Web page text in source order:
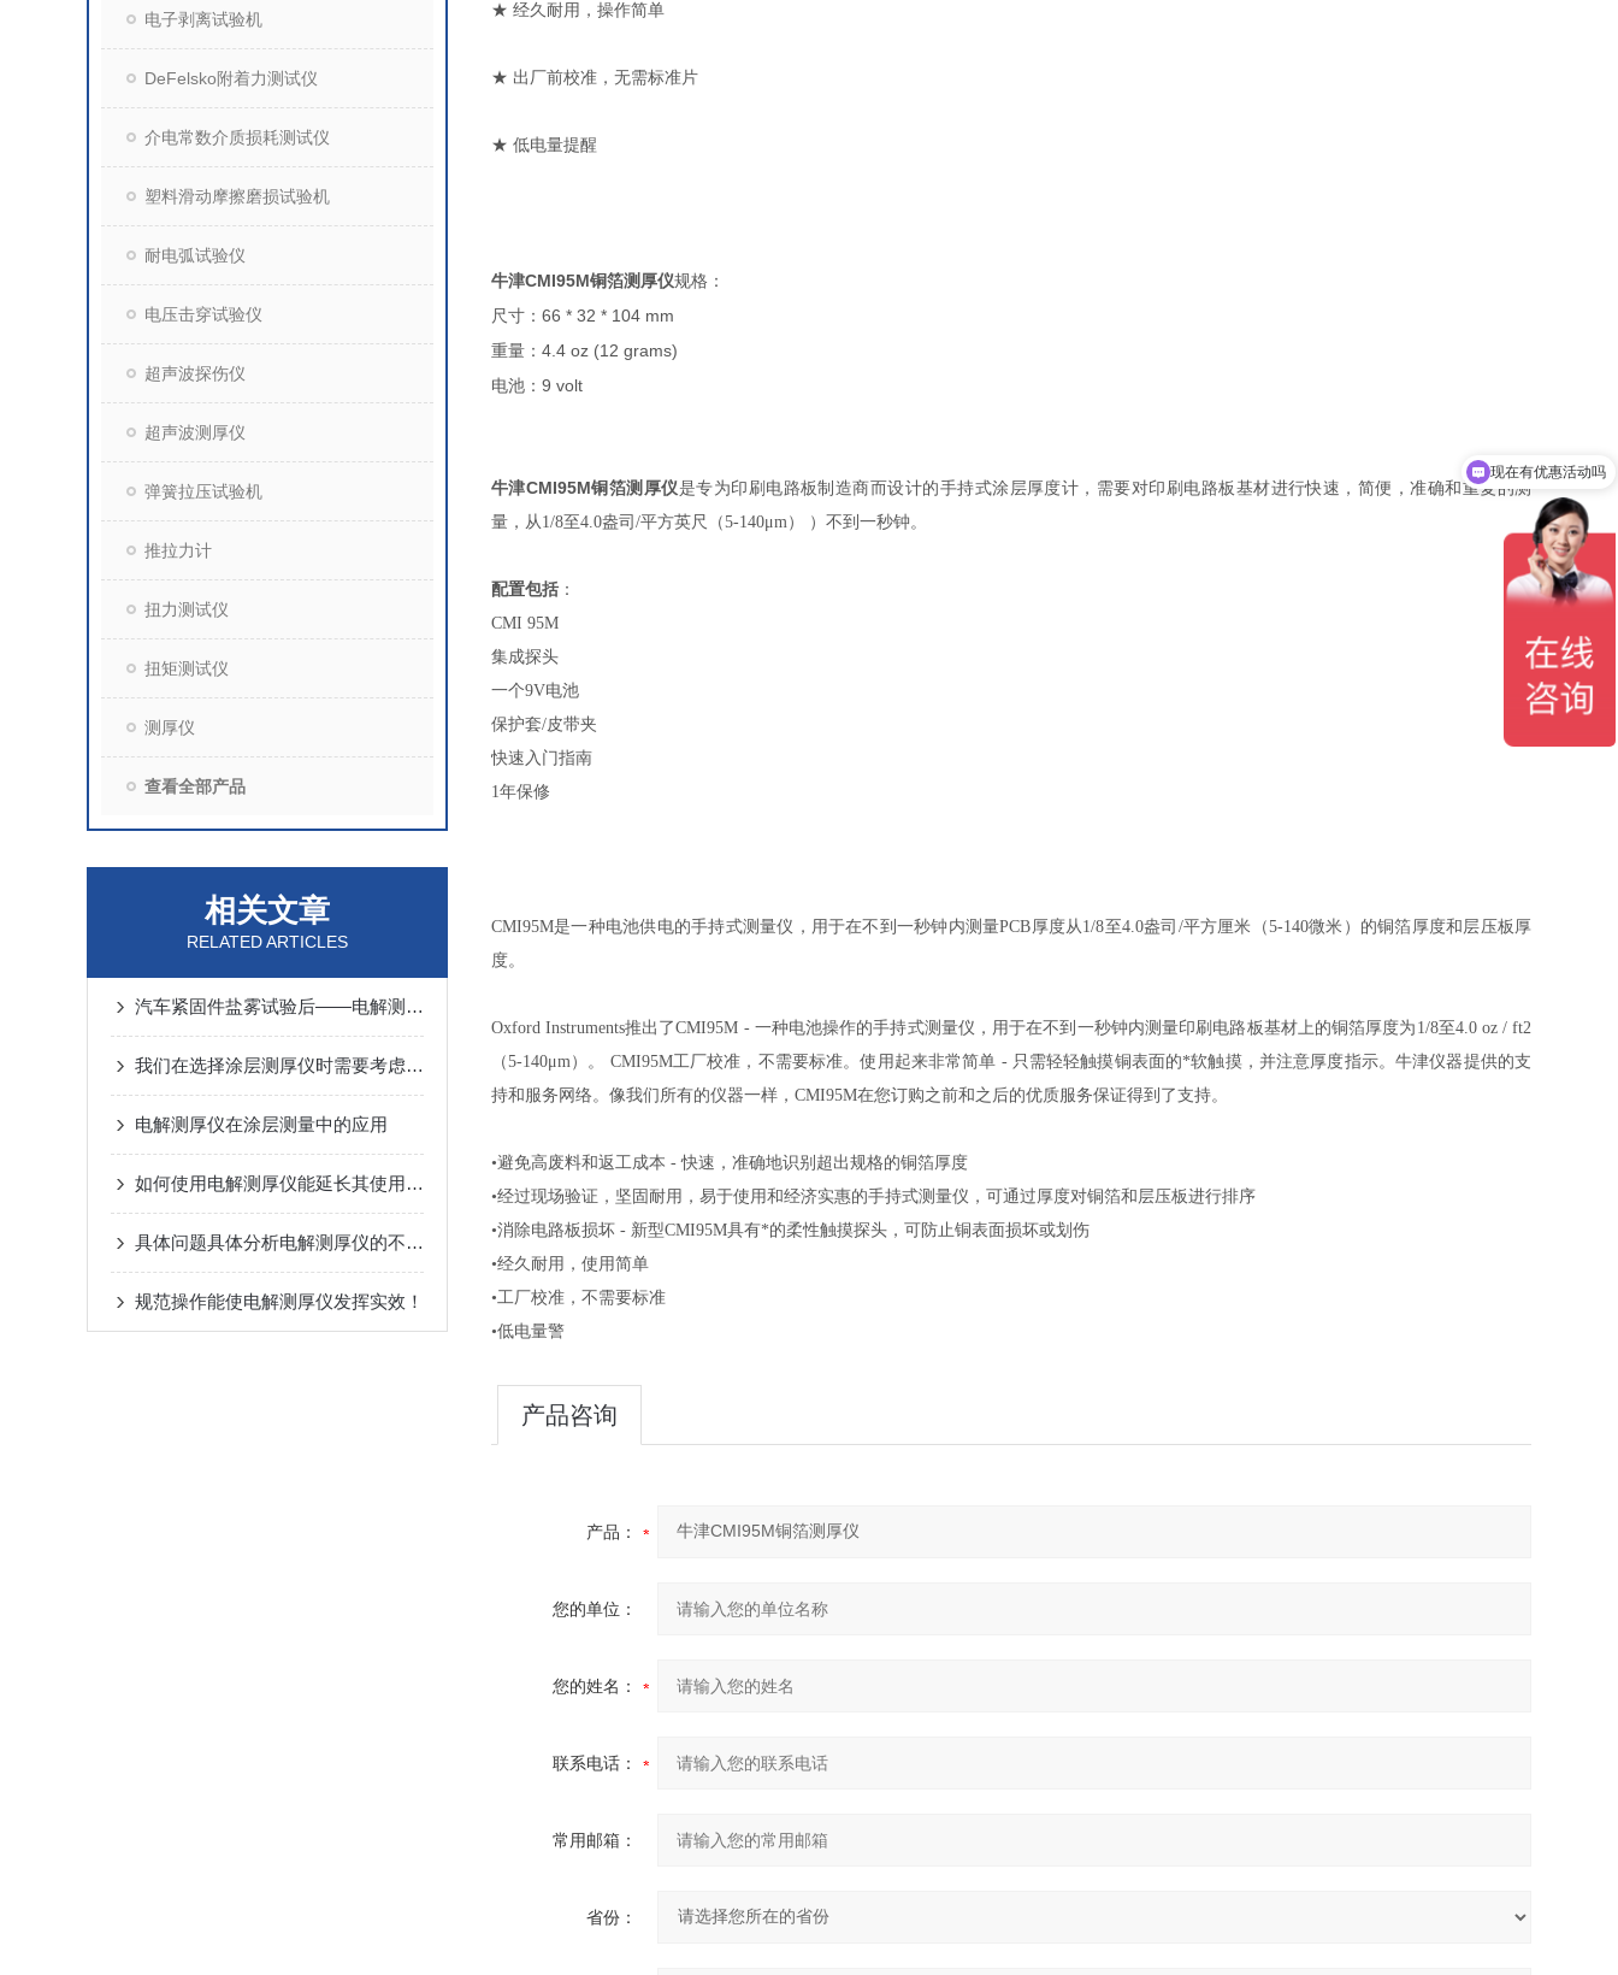
电子剥离试验机
DeFelsko附着力测试仪
介电常数介质损耗测试仪
塑料滑动摩擦磨损试验机
耐电弧试验仪
电压击穿试验仪
超声波探伤仪
超声波测厚仪
弹簧拉压试验机
推拉力计
扭力测试仪
扭矩测试仪
测厚仪
查看全部产品
相关文章
RELATED ARTICLES
汽车紧固件盐雾试验后——电解测厚仪对腐蚀产物层的定量分析
我们在选择涂层测厚仪时需要考虑的几个因素
电解测厚仪在涂层测量中的应用
如何使用电解测厚仪能延长其使用寿命？
具体问题具体分析电解测厚仪的不同故障
规范操作能使电解测厚仪发挥实效！
★ 经久耐用，操作简单
★ 出厂前校准，无需标准片
★ 低电量提醒
牛津CMI95M铜箔测厚仪规格：
尺寸： 66 * 32 * 104 mm
重量： 4.4 oz (12 grams)
电池： 9 volt
牛津CMI95M铜箔测厚仪是专为印刷电路板制造商而设计的手持式涂层厚度计，需要对印刷电路板基材进行快速，简便，准确和重复的测
量，从1/8至4.0盎司/平方英尺（5-140μm） ）不到一秒钟。
配置包括 ：
CMI 95M
集成探头
一个9V电池
保护套/皮带夹
快速入门指南
1年保修
CMI95M是一种电池供电的手持式测量仪，用于在不到一秒钟内测量PCB厚度从1/8至4.0盎司/平方厘米（5-140微米）的铜箔厚度和层压板厚
度。
Oxford Instruments推出了CMI95M - 一种电池操作的手持式测量仪，用于在不到一秒钟内测量印刷电路板基材上的铜箔厚度为1/8至4.0 oz / ft2
（5-140μm）。 CMI95M工厂校准，不需要标准。使用起来非常简单 - 只需轻轻触摸铜表面的*软触摸，并注意厚度指示。牛津仪器提供的支
持和服务网络。像我们所有的仪器一样，CMI95M在您订购之前和之后的优质服务保证得到了支持。
•避免高废料和返工成本 - 快速，准确地识别超出规格的铜箔厚度
•经过现场验证，坚固耐用，易于使用和经济实惠的手持式测量仪，可通过厚度对铜箔和层压板进行排序
•消除电路板损坏 - 新型CMI95M具有*的柔性触摸探头，可防止铜表面损坏或划伤
•经久耐用，使用简单
•工厂校准，不需要标准
•低电量警
产品咨询
产品：
您的单位：
您的姓名：
联系电话：
常用邮箱：
省份：
现在有优惠活动吗